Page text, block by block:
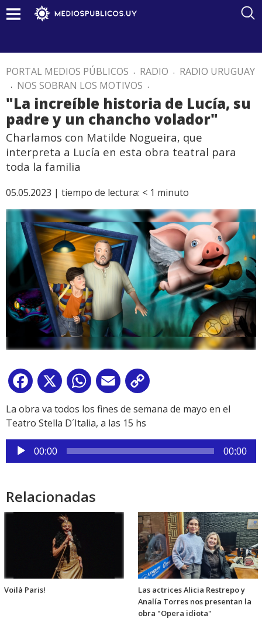
PORTAL MEDIOS PÚBLICOS . RADIO . RADIO URUGUAY
. NOS SOBRAN LOS MOTIVOS .
"La increíble historia de Lucía, su
padre y un chancho volador"
Charlamos con Matilde Nogueira, que
interpreta a Lucía en esta obra teatral para
toda la familia
05.05.2023 | tiempo de lectura: < 1 minuto
Facebook
X WhatsApp
Email
Link
La obra va todos los fines de semana de mayo en el
Teatro Stella D´Italia, a las 15 hs
Reproductor
de
00:00 00:00
Relacionadas
Voilà Paris!
Las actrices Alicia Restrepo y
Analía Torres nos presentan la
obra "Opera idiota"